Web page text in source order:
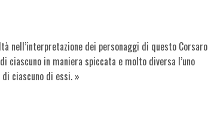
nell’interpretazione dei personaggi di questo Corsaro
in maniera spiccata e molto diversa l’uno
ciascuno di essi. »